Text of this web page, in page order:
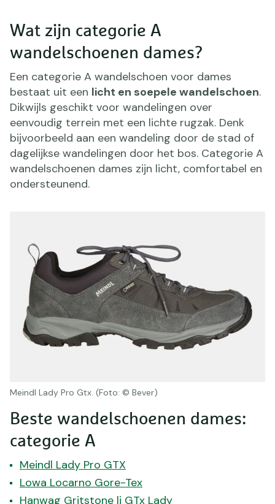
Wat zijn categorie A
wandelschoenen dames?
Een categorie A wandelschoen voor dames
bestaat uit een licht en soepele wandelschoen.
Dikwijls geschikt voor wandelingen over
eenvoudig terrein met een lichte rugzak. Denk
bijvoorbeeld aan een wandeling door de stad of
dagelijkse wandelingen door het bos. Categorie A
wandelschoenen dames zijn licht, comfortabel en
ondersteunend.
Meindl Lady Pro Gtx. (Foto: © Bever)
Beste wandelschoenen dames:
categorie A
Meindl Lady Pro GTX
Lowa Locarno Gore-Tex
Hanwag Gritstone li GTx Lady